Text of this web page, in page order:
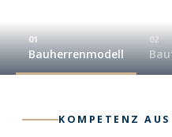
01
Bauherrenmodell
02
KOMPETENZ